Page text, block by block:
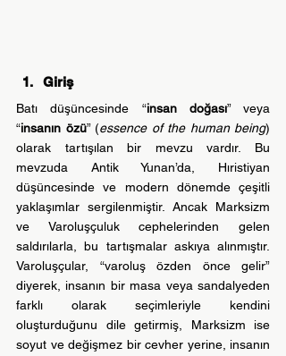
Giriş
Batı düşüncesinde “insan doğası” veya
“insanın özü” (essence of the human being)
olarak tartışılan bir mevzu vardır. Bu
mevzuda Antik Yunan’da, Hıristiyan
düşüncesinde ve modern dönemde çeşitli
yaklaşımlar sergilenmiştir. Ancak Marksizm
ve Varoluşçuluk cephelerinden gelen
saldırılarla, bu tartışmalar askıya alınmıştır.
Varoluşçular, “varoluş özden önce gelir”
diyerek, insanın bir masa veya sandalyeden
farklı olarak seçimleriyle kendini
oluşturduğunu dile getirmiş, Marksizm ise
soyut ve değişmez bir cevher yerine, insanın